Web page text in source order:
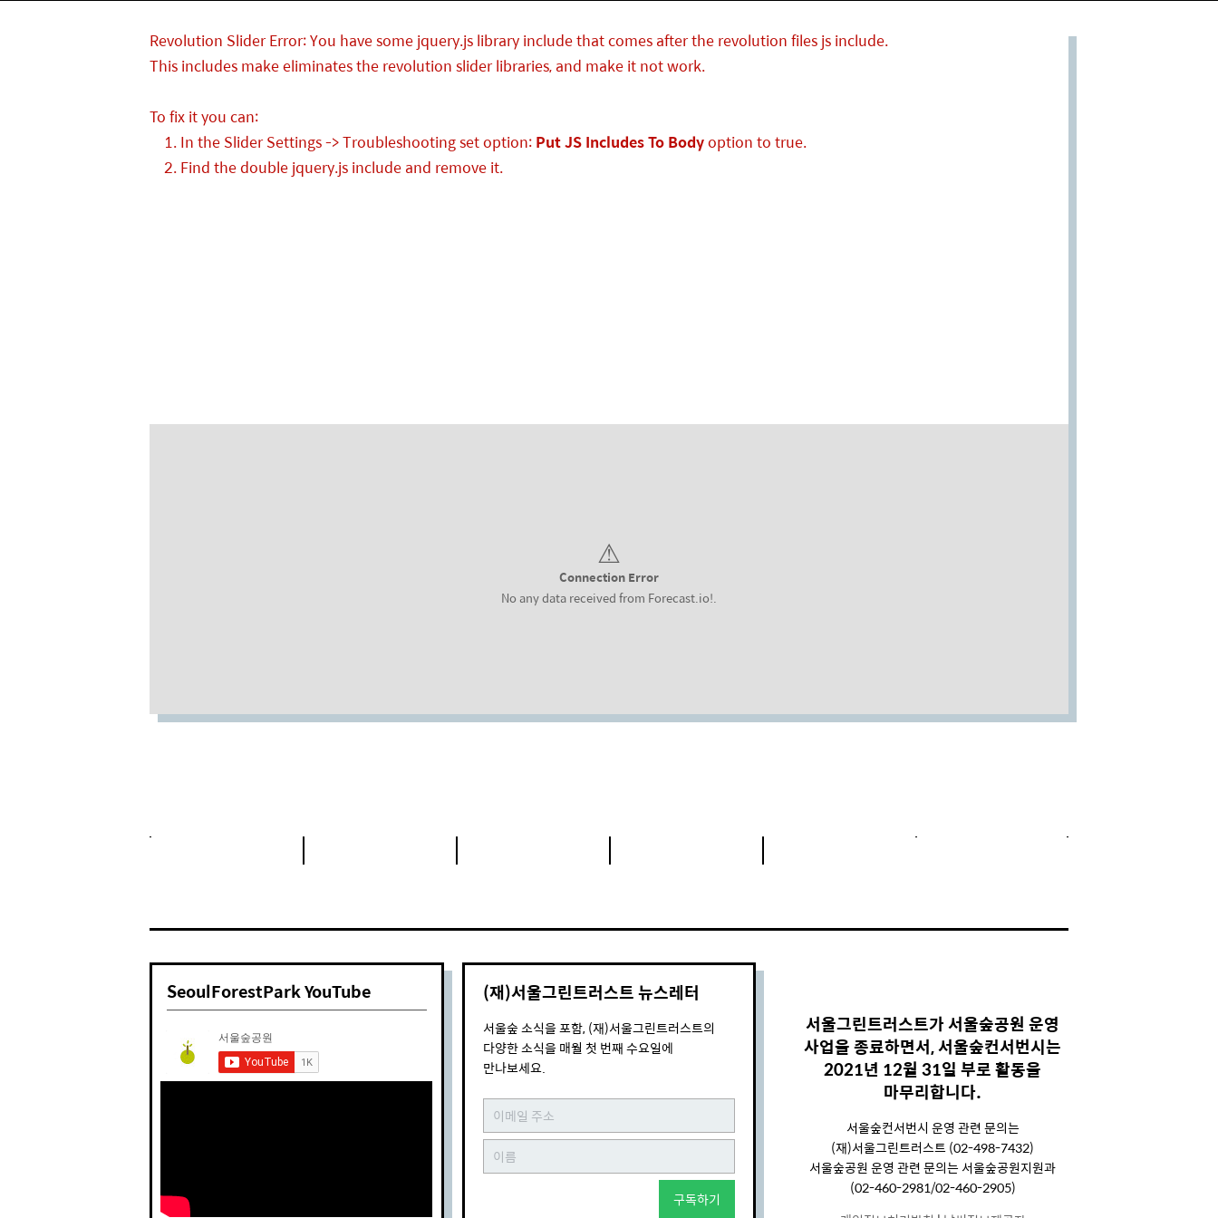
Revolution Slider Error: You have some jquery.js library include that comes after the revolution files js include.
This includes make eliminates the revolution slider libraries, and make it not work.
To fix it you can:
1. In the Slider Settings -> Troubleshooting set option: Put JS Includes To Bodyoption to true.
2. Find the double jquery.js include and remove it.
⚠
Connection Error
No any data received from Forecast.io!.
SeoulForestPark YouTube (재)서울그린트러스트 뉴스레터
서울숲 소식을 포함, (재)서울그린트러스트의
다양한 소식을 매월 첫 번째 수요일에
만나보세요.
구독하기
서울그린트러스트가 서울숲공원 운영
사업을 종료하면서, 서울숲컨서번시는
2021년 12월 31일 부로 활동을
마무리합니다.
서울숲컨서번시 운영 관련 문의는
(재)서울그린트러스트 (02-498-7432)
서울숲공원 운영 관련 문의는 서울숲공원지원과
(02-460-2981/02-460-2905)